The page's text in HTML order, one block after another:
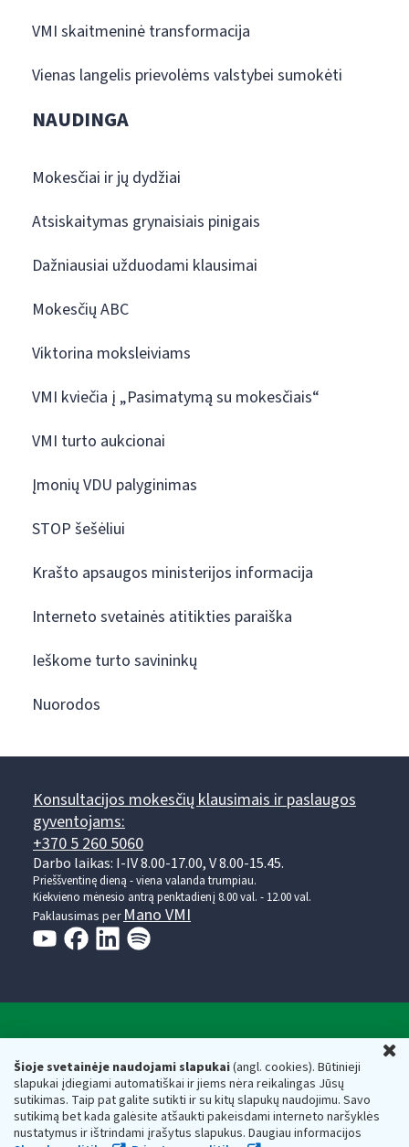
Šioje svetainėje naudojami slapukai(angl. cookies). Būtinieji
slapukai įdiegiami automatiškai ir jiems nėra reikalingas Jūsų
sutikimas. Taip pat galite sutikti ir su kitų slapukų naudojimu. Savo
sutikimą bet kada galėsite atšaukti pakeisdami interneto naršyklės
nustatymus ir ištrindami įrašytus slapukus. Daugiau informacijos
VMI skaitmeninė transformacija
Vienas langelis prievolėms valstybei sumokėti
NAUDINGA
Mokesčiai ir jų dydžiai
Atsiskaitymas grynaisiais pinigais
Dažniausiai užduodami klausimai
Mokesčių ABC
Viktorina moksleiviams
VMI kviečia į „Pasimatymą su mokesčiais“
VMI turto aukcionai
Įmonių VDU palyginimas
STOP šešėliui
Krašto apsaugos ministerijos informacija
Interneto svetainės atitikties paraiška
Ieškome turto savininkų
Nuorodos
Konsultacijos mokesčių klausimais ir paslaugos
gyventojams:
+370 5 260 5060
Darbo laikas: I-IV 8.00-17.00, V 8.00-15.45.
Prieššventinę dieną - viena valanda trumpiau.
Kiekvieno mėnesio antrą penktadienį 8.00 val. - 12.00 val.
Paklausimas per Mano VMI
Respublikos finansų ministerijos
Biudžetinė įstaiga. Juridinio asmens kodas — 188659752,
adresas: Vasario 16-osios g. 14, 01107 Vilnius, Lietuva, el.paštas:
vmi@vmi.lt, E. pristatymo dėžutės adresas 188659752
Duomenys apie Valstybinę mokesčių inspekciją prie Lietuvos